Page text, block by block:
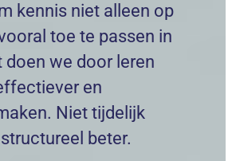
kennis niet alleen op
toe te passen in
doen we door leren
en
Niet tijdelijk
beter.